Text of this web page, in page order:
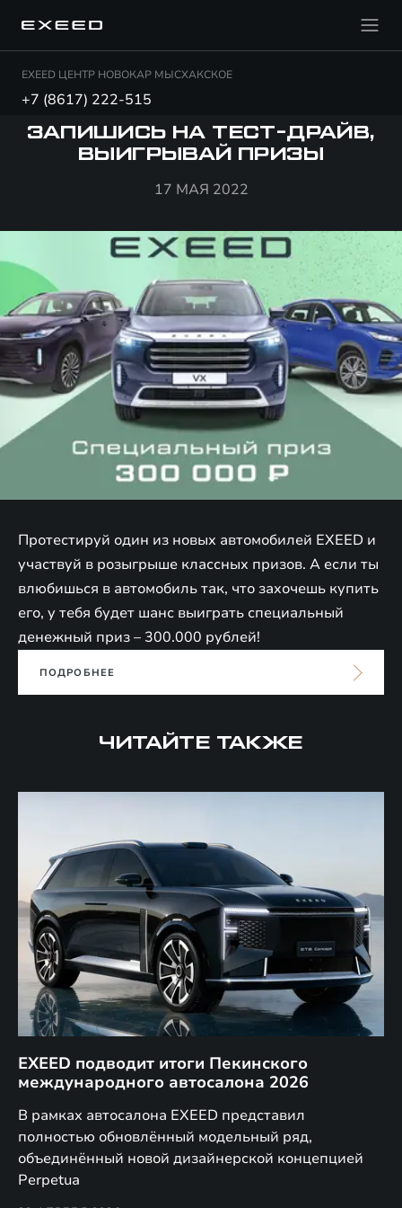
EXEED ЦЕНТР НОВОКАР МЫСХАКСКОЕ
+7 (8617) 222-515
ЗАПИШИСЬ НА ТЕСТ-ДРАЙВ,
ВЫИГРЫВАЙ ПРИЗЫ
17 МАЯ 2022
Протестируй один из новых автомобилей EXEED и
участвуй в розыгрыше классных призов. А если ты
влюбишься в автомобиль так, что захочешь купить
его, у тебя будет шанс выиграть специальный
денежный приз – 300.000 рублей!
ПОДРОБНЕЕ
ЧИТАЙТЕ ТАКЖЕ
EXEED подводит итоги Пекинского
международного автосалона 2026
В рамках автосалона EXEED представил
полностью обновлённый модельный ряд,
объединённый новой дизайнерской концепцией
Perpetua